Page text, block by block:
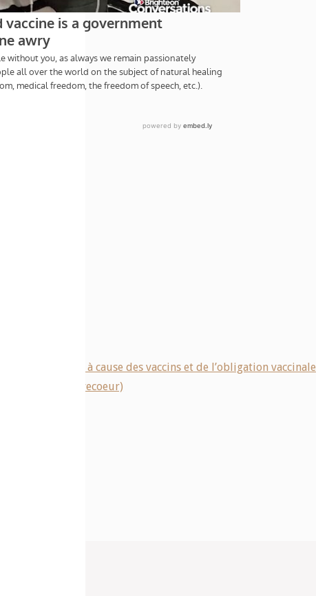
est en cours à cause des vaccins et de l’obligation vaccinale
Jacques Crèvecoeur)